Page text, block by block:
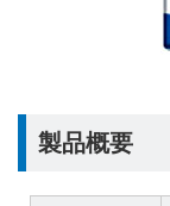
製品概要